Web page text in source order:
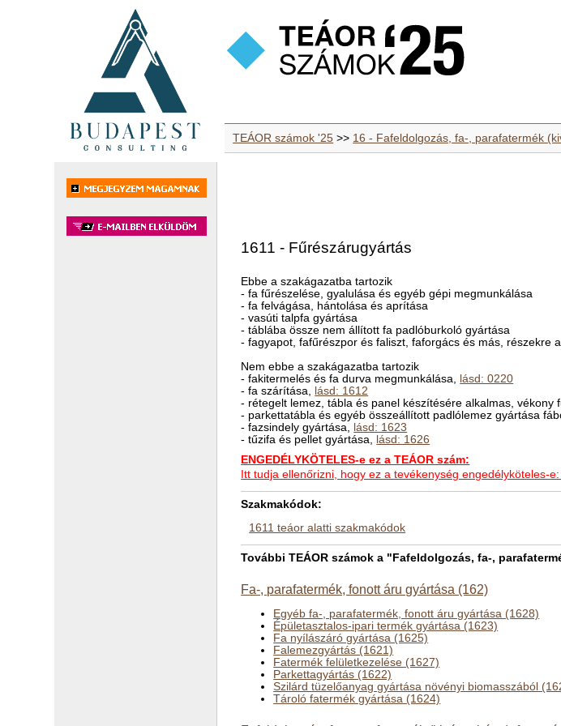
TEÁOR számok '25 >> 16 - Fafeldolgozás, fa-, parafatermék
1611 - Fűrészárugyártás
Ebbe a szakágazatba tartozik
- fa fűrészelése, gyalulása és egyéb gépi megmunkálása
- fa felvágása, hántolása és aprítása
- vasúti talpfa gyártása
- táblába össze nem állított fa padlóburkoló gyártása
- fagyapot, fafűrészpor és faliszt, faforgács és más, részekre
Nem ebbe a szakágazatba tartozik
- fakitermelés és fa durva megmunkálása, lásd: 0220
- fa szárítása, lásd: 1612
- rétegelt lemez, tábla és panel készítésére alkalmas, vékony
- parkettatábla és egyéb összeállított padlólemez gyártása
- fazsindely gyártása, lásd: 1623
- tűzifa és pellet gyártása, lásd: 1626
ENGEDÉLYKÖTELES-e ez a TEÁOR szám:
Itt tudja ellenőrizni, hogy ez a tevékenység engedélyköteles-e:
Szakmakódok:
1611 teáor alatti szakmakódok
További TEÁOR számok a "Fafeldolgozás, fa-,
Fa-, parafatermék, fonott áru gyártása (162)
Egyéb fa-, parafatermék, fonott áru gyártása (1628)
Épületasztalos-ipari termék gyártása (1623)
Fa nyílászáró gyártása (1625)
Falemezgyártás (1621)
Fatermék felületkezelése (1627)
Parkettagyártás (1622)
Szilárd tüzelőanyag gyártása növényi biomasszából
Tároló fatermék gyártása (1624)